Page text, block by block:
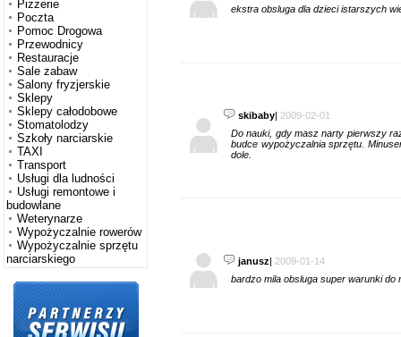
Pizzerie
Poczta
Pomoc Drogowa
Przewodnicy
Restauracje
Sale zabaw
Salony fryzjerskie
Sklepy
Sklepy całodobowe
Stomatolodzy
Szkoły narciarskie
TAXI
Transport
Usługi dla ludności
Usługi remontowe i
budowlane
Weterynarze
Wypożyczalnie rowerów
Wypożyczalnie sprzętu
narciarskiego
ekstra obsluga dla dzieci istarszych
skibaby| 2009-02-01
Do nauki, gdy masz narty pierwszy
budce wypożyczalnia sprzętu.
dole.
janusz| 2009-01-14
bardzo mila obsluga super warunki do